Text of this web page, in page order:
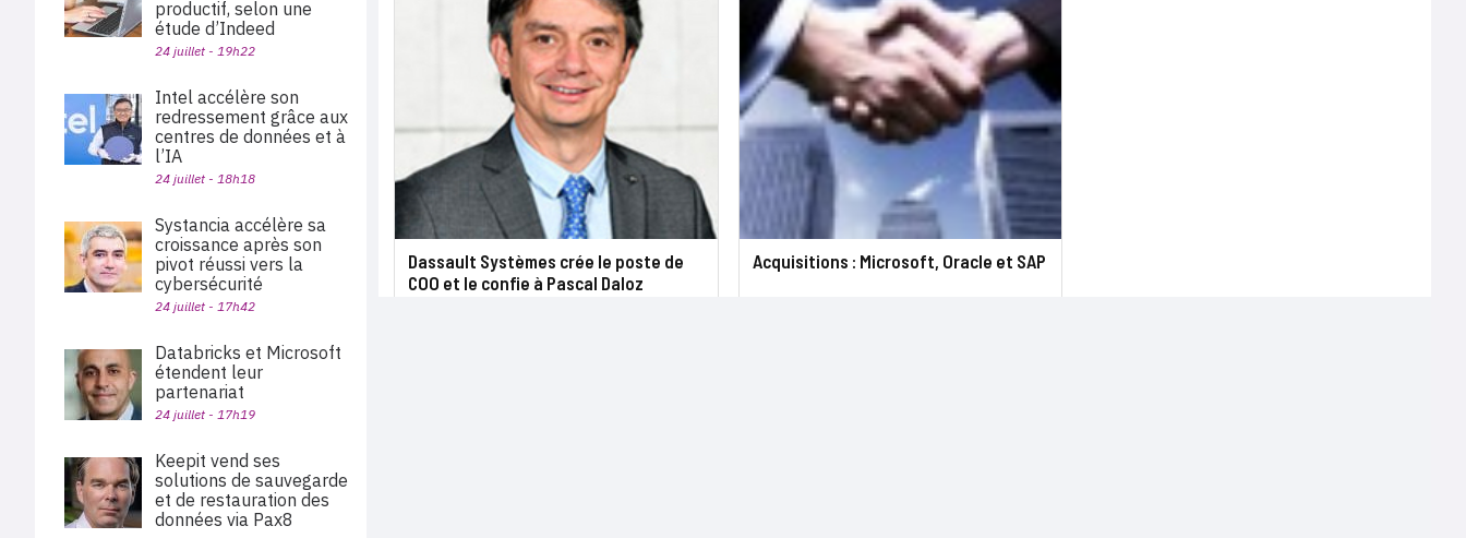
Dassault Systèmes crée le poste de
COO et le confie à Pascal Daloz
Acquisitions : Microsoft, Oracle et SAP
productif, selon une
étude d’Indeed
24 juillet - 19h22
Intel accélère son
redressement grâce aux
centres de données et à
l’IA
24 juillet - 18h18
Systancia accélère sa
croissance après son
pivot réussi vers la
cybersécurité
24 juillet - 17h42
Databricks et Microsoft
étendent leur
partenariat
24 juillet - 17h19
Keepit vend ses
solutions de sauvegarde
et de restauration des
données via Pax8